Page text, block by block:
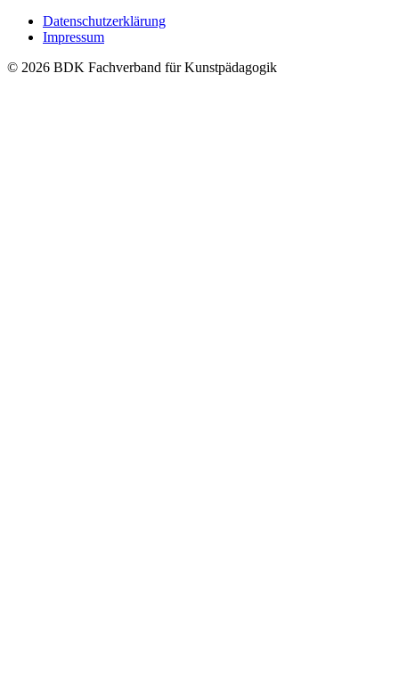
Datenschutzerklärung
Impressum
© 2026 BDK Fachverband für Kunstpädagogik